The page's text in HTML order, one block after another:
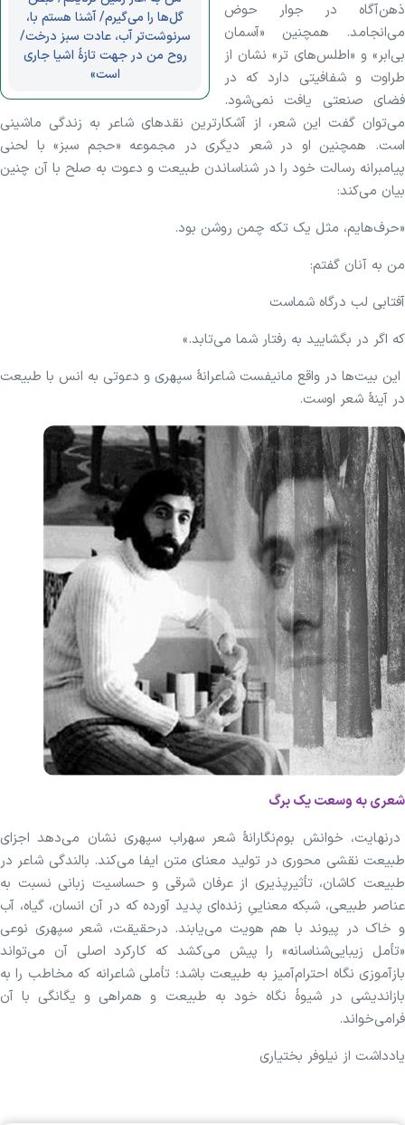
گل‌ها را می‌گیرم/ آشنا هستم با،
سرنوشت‌تر آب، عادت سبز درخت/
روح من در جهت تازهٔ اشیا جاری
است»
ذهن‌آگاه در جوار حوض
می‌انجامد. همچنین «آسمان
بی‌ابر» و «اطلس‌های تر» نشان از
طراوت و شفافیتی دارد که در
فضای صنعتی یافت نمی‌شود.
می‌توان گفت این شعر، از آشکارترین نقد‌های شاعر به زندگی ماشینی
است. همچنین او در شعر دیگری در مجموعه «حجم سبز» با لحنی
پیامبرانه رسالت خود را در شناساندن طبیعت و دعوت به صلح با آن چنین
بیان می‌کند:
«حرف‌هایم، مثل یک تکه چمن روشن بود.
من به آنان گفتم:
آفتابی لب درگاه شماست
که اگر در بگشایید به رفتار شما می‌تابد.»
این بیت‌ها در واقع مانیفست شاعرانهٔ سپهری و دعوتی به انس با طبیعت
در آینهٔ شعر اوست.
شعری به وسعت یک برگ
درنهایت، خوانش بوم‌نگارانهٔ شعر سهراب سپهری نشان می‌دهد اجزای
طبیعت نقشی محوری در تولید معنای متن ایفا می‌کند. بالندگی شاعر در
طبیعت کاشان، تأثیرپذیری از عرفان شرقی و حساسیت زبانی نسبت به
عناصر طبیعی، شبکه معناییِ زنده‌ای پدید آورده که در آن انسان، گیاه، آب
و خاک در پیوند با هم هویت می‌یابند. درحقیقت، شعر سپهری نوعی
«تأمل زیبایی‌شناسانه» را پیش می‌کشد که کارکرد اصلی آن می‌تواند
بازآموزی نگاه احترام‌آمیز به طبیعت باشد؛ تأملی شاعرانه که مخاطب را به
بازاندیشی در شیوهٔ نگاه خود به طبیعت و همراهی و یگانگی با آن
فرامی‌خواند.
یادداشت از نیلوفر بختیاری